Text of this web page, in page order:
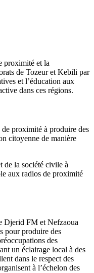
proximité et la
de Tozeur et Kebili par
et l’éducation aux
dans ces régions.
proximité à produire des
citoyenne de manière
de la société civile à
aux radios de proximité
Djerid FM et Nefzaoua
pour produire des
des
un éclairage local à des
dans le respect des
à l’échelon des